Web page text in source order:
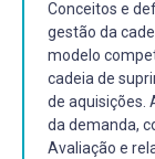
Conceitos e
gestão da
modelo
cadeia de
de aquisições.
da demanda,
Avaliação e